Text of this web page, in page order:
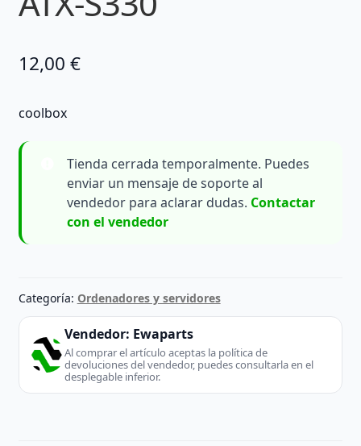
12,00 €
coolbox
Tienda cerrada temporalmente. Puedes
enviar un mensaje de soporte al
vendedor para aclarar dudas. Contactar
con el vendedor
Categoría: Ordenadores y servidores
Vendedor: Ewaparts
Al comprar el artículo aceptas la política de
devoluciones del vendedor, puedes consultarla en el
desplegable inferior.